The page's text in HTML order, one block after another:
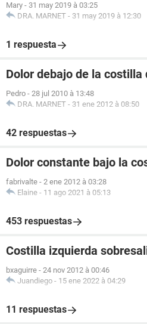
Mary - 31 may 2019 à 03:25
DRA. MARNET - 31 may 2019 à 12:30
1 respuesta
Dolor debajo de la costilla
Pedro - 28 jul 2010 à 13:48
DRA. MARNET - 31 ene 2012 à 08:50
42 respuestas
Dolor constante bajo la
fabrivalte - 2 ene 2012 à 03:28
Elaine - 11 ago 2021 à 05:13
453 respuestas
Costilla izquierda
bxaguirre - 24 nov 2012 à 00:46
Juandiego - 15 ene 2022 à 04:29
11 respuestas